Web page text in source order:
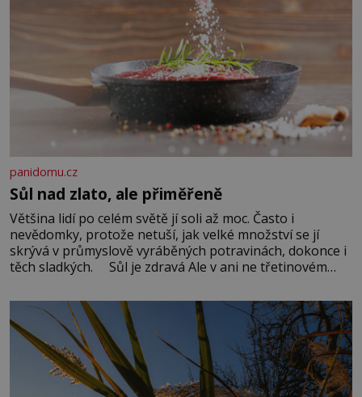
panidomu.cz
Sůl nad zlato, ale přiměřeně
Většina lidí po celém světě jí soli až moc. Často i
nevědomky, protože netuší, jak velké množství se jí
skrývá v průmyslově vyráběných potravinách, dokonce i
těch sladkých. Sůl je zdravá Ale v ani ne třetinovém
základní složky– sodík a chlór – jsou zásadní pro
správné hospodaření